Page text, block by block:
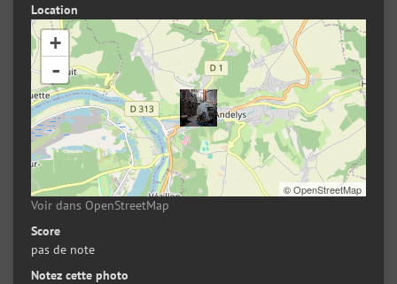
Location
+
-
©OpenStreetMap
Voir dans OpenStreetMap
Score
pas de note
Notez cette photo